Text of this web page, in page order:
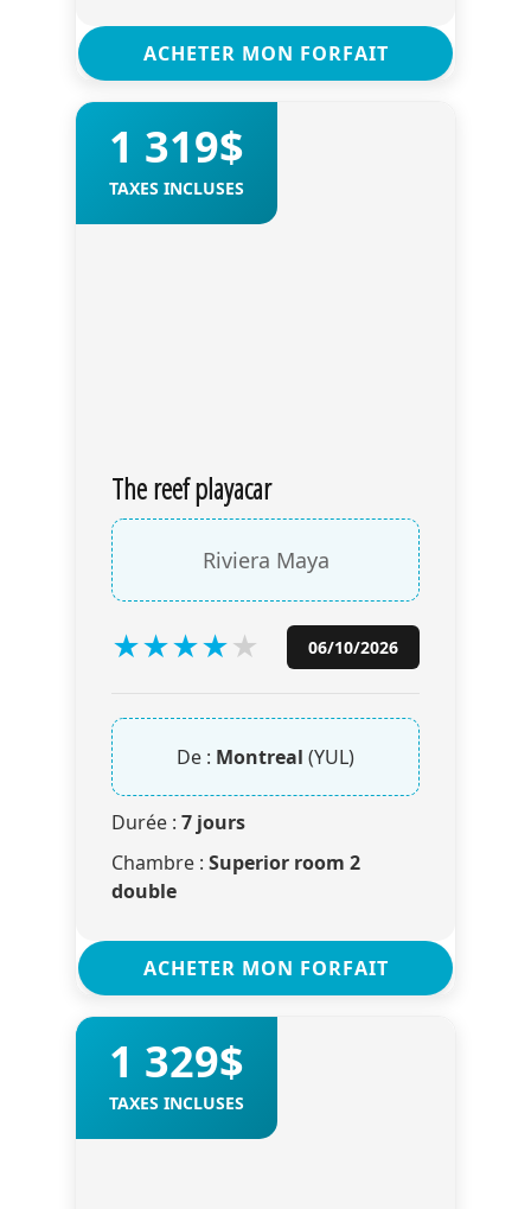
ACHETER MON FORFAIT
1 319$
TAXES INCLUSES
The reef playacar
Riviera Maya
★★★★★ 06/10/2026
De : Montreal (YUL)
Durée : 7 jours
Chambre : Superior room 2
double
ACHETER MON FORFAIT
1 329$
TAXES INCLUSES